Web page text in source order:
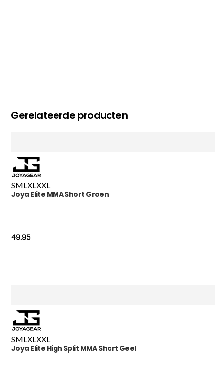
Gerelateerde producten
SMLXLXXL
Joya Elite MMA Short Groen
49.95
SMLXLXXL
Joya Elite High Split MMA Short Geel